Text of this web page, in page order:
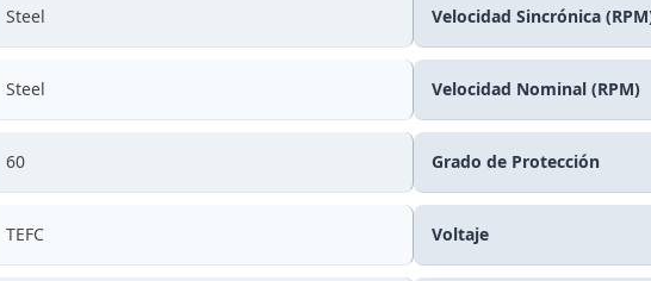
Steel Velocidad Sincrónica
Steel Velocidad Nominal (RPM)
60 Grado de Protección
TEFC Voltaje